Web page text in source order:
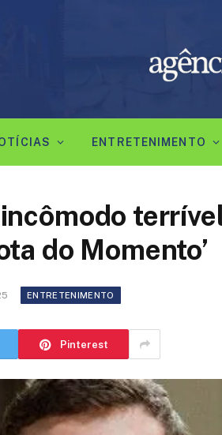
ENTRETENIMENTO
do Momento’
ENTRETENIMENTO
Pinterest